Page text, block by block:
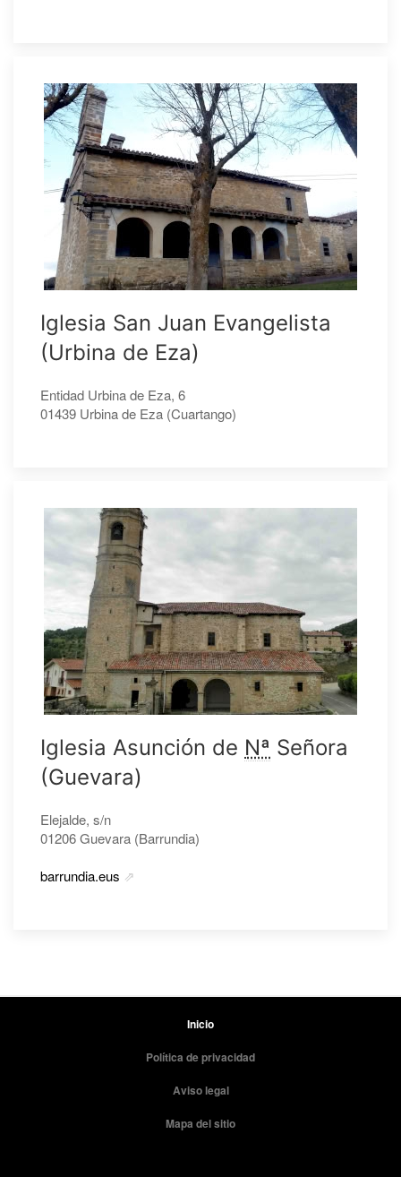
Iglesia San Juan Evangelista
(Urbina de Eza)
Entidad Urbina de Eza, 6
01439 Urbina de Eza (Cuartango)
Iglesia Asunción de Nª Señora
(Guevara)
Elejalde, s/n
01206 Guevara (Barrundia)
barrundia.eus
Inicio
Política de privacidad
Aviso legal
Mapa del sitio